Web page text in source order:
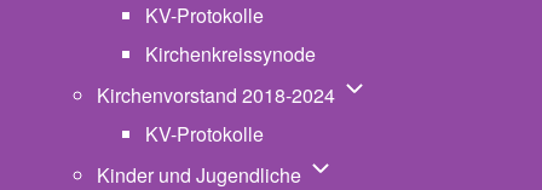
KV-Protokolle
Kirchenkreissynode
Kirchenvorstand 2018-2024 Unternavigation von
KV-Protokolle
Kinder und Jugendliche Unternavigation von